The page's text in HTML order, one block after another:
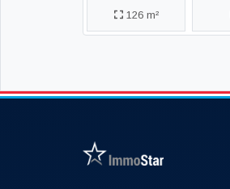
126 m²